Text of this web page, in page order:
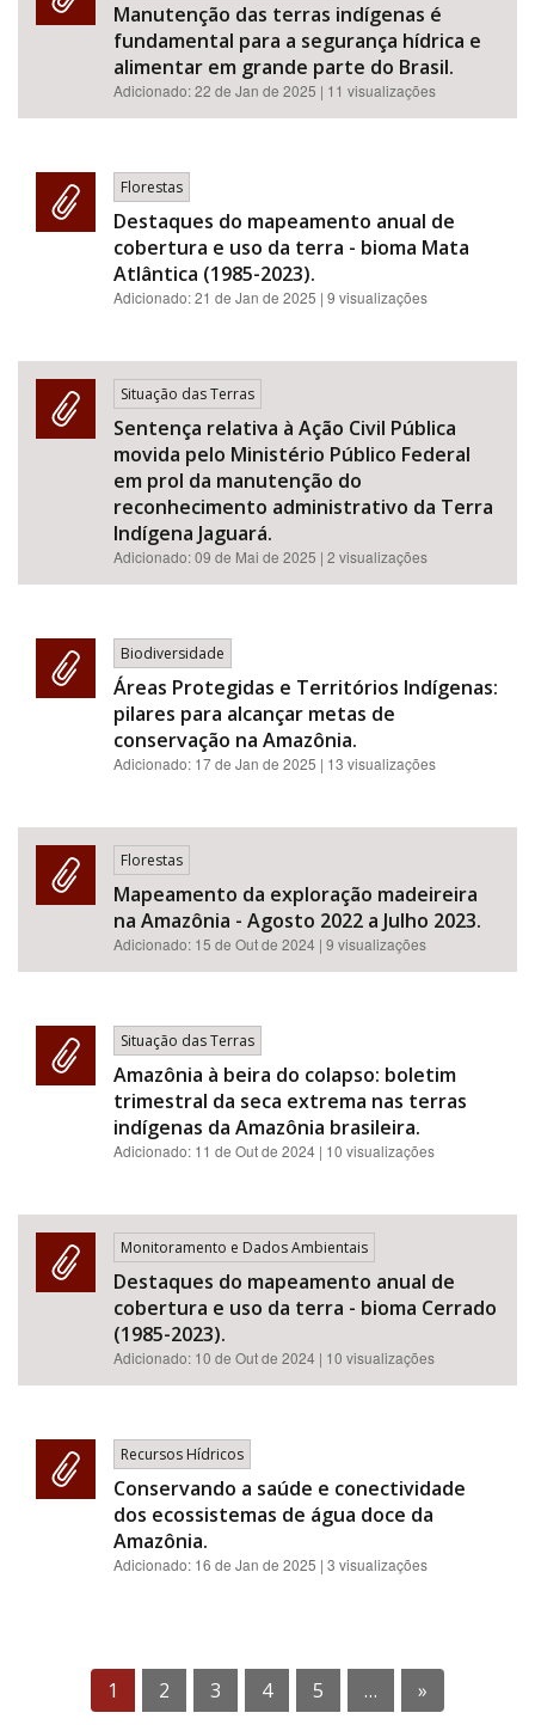
Manutenção das terras indígenas é
fundamental para a segurança hídrica e
alimentar em grande parte do Brasil.
Adicionado:22 de Jan de 2025 | 11 visualizações
Florestas
Destaques do mapeamento anual de
cobertura e uso da terra - bioma Mata
Atlântica (1985-2023).
Adicionado:21 de Jan de 2025 | 9 visualizações
Situação das Terras
Sentença relativa à Ação Civil Pública
movida pelo Ministério Público Federal
em prol da manutenção do
reconhecimento administrativo da Terra
Indígena Jaguará.
Adicionado:09 de Mai de 2025 | 2 visualizações
Biodiversidade
Áreas Protegidas e Territórios Indígenas:
pilares para alcançar metas de
conservação na Amazônia.
Adicionado: 17 de Jan de 2025 | 13 visualizações
Florestas
Mapeamento da exploração madeireira
na Amazônia - Agosto 2022 a Julho 2023.
Adicionado: 15 de Out de 2024 | 9 visualizações
Situação das Terras
Amazônia à beira do colapso: boletim
trimestral da seca extrema nas terras
indígenas da Amazônia brasileira.
Adicionado: 11 de Out de 2024 | 10 visualizações
Monitoramento e Dados Ambientais
Destaques do mapeamento anual de
cobertura e uso da terra - bioma Cerrado
(1985-2023).
Adicionado: 10 de Out de 2024 | 10 visualizações
Recursos Hídricos
Conservando a saúde e conectividade
dos ecossistemas de água doce da
Amazônia.
Adicionado: 16 de Jan de 2025 | 3 visualizações
1 2 3 4 5 … »